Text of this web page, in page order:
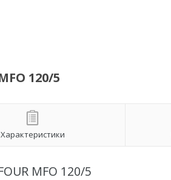
120/5
Характеристики
MFO 120/5